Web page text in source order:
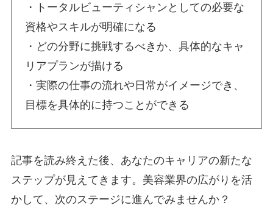
・トータルビューティシャンとしての必要な
資格やスキルが明確になる
・どの分野に挑戦するべきか、具体的なキャ
リアプランが描ける
・実際の仕事の流れや日常がイメージでき、
目標を具体的に持つことができる
記事を読み終えた後、あなたのキャリアの新たな
ステップが見えてきます。美容業界の広がりを活
かして、次のステージに進んでみませんか？